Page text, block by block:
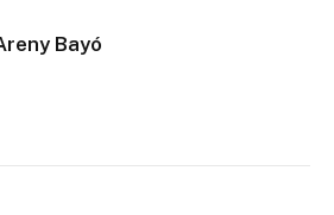
Bayó